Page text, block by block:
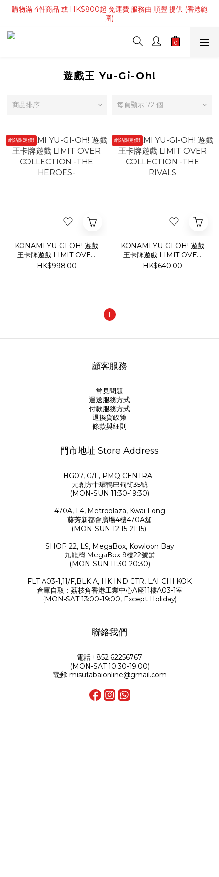
購物滿 4件商品 或 HK$800起 免運費 服務由 順豐 提供 (香港範
圍)
購物滿 4件商品 或 HK$800起 免運費 服務由 順豐 提供 (香港範
圍)
購物滿HK$3500 免運費 服務由 順豐 提供 (澳門範圍)
圍)
遊戲王 Yu-Gi-Oh!
商品排序 每頁顯示 72 個
網站限定價!
KONAMI YU-GI-OH! 遊戲
王卡牌遊戲 LIMIT OVER
COLLECTION -THE
HK$998.00
網站限定價!
KONAMI YU-GI-OH! 遊戲
王卡牌遊戲 LIMIT OVER
COLLECTION -THE
HK$640.00
1
顧客服務
常見問題
運送服務方式
付款服務方式
退換貨政策
條款與細則
門市地址 Store Address
HG07, G/F, PMQ CENTRAL
元創方中環鴨巴甸街35號
(MON-SUN 11:30-19:30)
470A, L4, Metroplaza, Kwai Fong
葵芳新都會廣場4樓470A舖
(MON-SUN 12:15-21:15)
SHOP 22, L9, MegaBox, Kowloon Bay
九龍灣 MegaBox 9樓22號舖
(MON-SUN 11:30-20:30)
FLT A03-1,11/F,BLK A, HK IND CTR, LAI CHI KOK
倉庫自取：荔枝角香港工業中心A座11樓A03-1室
(MON-SAT 13:00-19:00, Except Holiday)
聯絡我們
電話:+852 62256767
(MON-SAT 10:30-19:00)
電郵: misutabaionline@gmail.com